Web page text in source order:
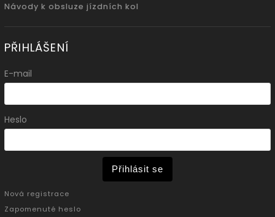
Návody k obsluze jízdních kol
PŘIHLÁŠENÍ
E-mail
Heslo
Přihlásit se
Nová registrace
Zapomenuté heslo